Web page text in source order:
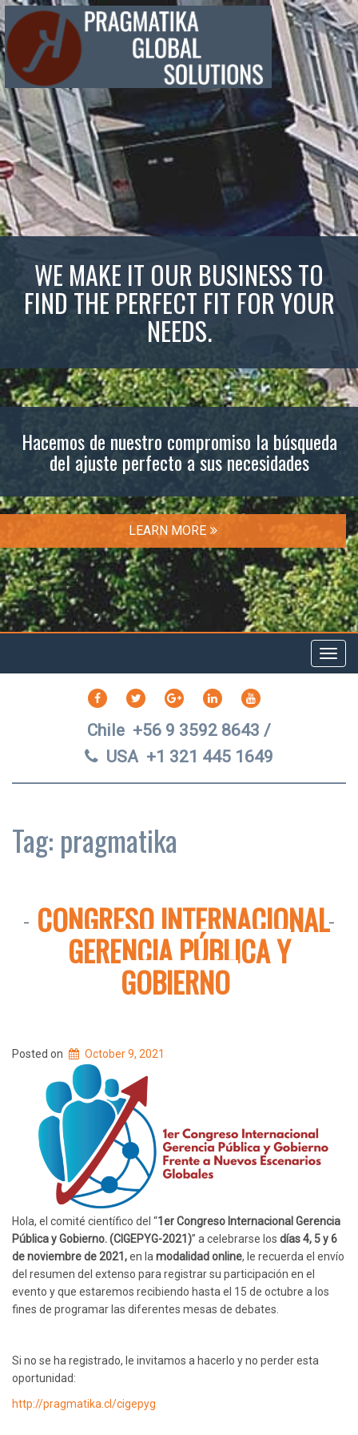
WE MAKE IT OUR BUSINESS TO
FIND THE PERFECT FIT FOR YOUR
NEEDS.
Hacemos de nuestro compromiso la búsqueda
del ajuste perfecto a sus necesidades
LEARN MORE
FACEBOOKTWITTER GOOGLE LINKEDIN
Chile +56 9 3592 8643 /
USA +1 321 445 1649
Tag: pragmatika
CONGRESO INTERNACIONAL
GERENCIA PÚBLICA Y
GOBIERNO
Posted on October 9, 2021
Hola, el comité científico del “1er Congreso Internacional Gerencia
Pública y Gobierno. (CIGEPYG-2021)” a celebrarse los días 4, 5 y 6
de noviembre de 2021,en la modalidad online, le recuerda el envío
del resumen del extenso para registrar su participación en el
evento y que estaremos recibiendo hasta el 15 de octubre a los
fines de programar las diferentes mesas de debates.
Si no se ha registrado, le invitamos a hacerlo y no perder esta
oportunidad:
http://pragmatika.cl/cigepyg